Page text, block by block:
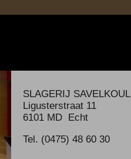
SLAGERIJ SAVELKOUL
Ligusterstraat 11
6101 MD Echt
Tel. (0475) 48 60 30